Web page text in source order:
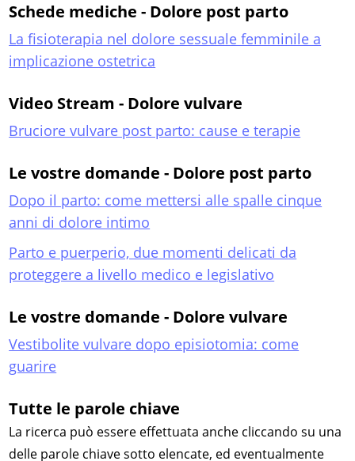
Schede mediche - Dolore post parto
La fisioterapia nel dolore sessuale femminile a
implicazione ostetrica
Video Stream - Dolore vulvare
Bruciore vulvare post parto: cause e terapie
Le vostre domande - Dolore post parto
Dopo il parto: come mettersi alle spalle cinque
anni di dolore intimo
Parto e puerperio, due momenti delicati da
proteggere a livello medico e legislativo
Le vostre domande - Dolore vulvare
Vestibolite vulvare dopo episiotomia: come
guarire
Tutte le parole chiave
La ricerca può essere effettuata anche cliccando su una
delle parole chiave sotto elencate, ed eventualmente